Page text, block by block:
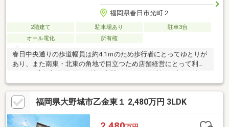
福岡県春日市光町２
2階建て 駐車場あり
駐車3台
オール電化
所有権
春日中央通りの歩道幅員は約4.1ｍのため歩行者にとってゆとりが
あり、また南東・北東の角地で目立つため店舗経営にとって利点
です。●店舗部分面積約12帖、土間コンクリート施工●店舗の奥に
キッチンを配置、2階は居室●建物施工：マキハウス社●建物屋
根：合板メッキ鋼板葺
福岡県大野城市乙金東１ 2,480万円 3LDK